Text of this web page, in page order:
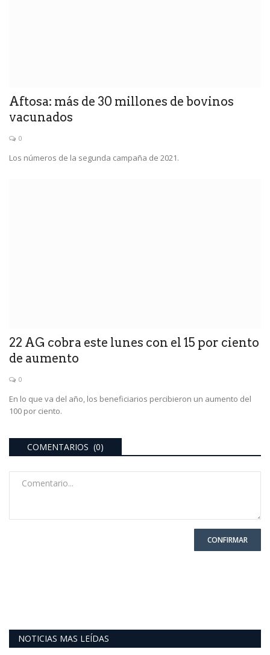
Aftosa: más de 30 millones de bovinos
vacunados
0
Los números de la segunda campaña de 2021.
22 AG cobra este lunes con el 15 por ciento
de aumento
0
En lo que va del año, los beneficiarios percibieron un aumento del
100 por ciento.
COMENTARIOS (0)
CONFIRMAR
NOTICIAS MAS LEÍDAS